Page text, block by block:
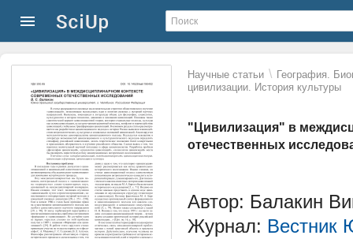
Научные статьи \ География.
цивилизации. История культуры
"Цивилизация" в
отечественных
Автор: Балакин
Журнал: Вестник